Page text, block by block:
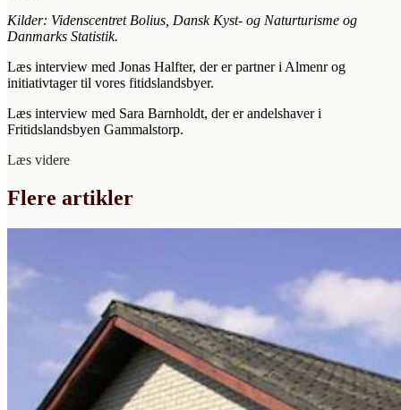
Kilder: Videnscentret Bolius, Dansk Kyst- og Naturturisme og
Danmarks Statistik.
Læs interview med Jonas Halfter, der er partner i Almenr og
initiativtager til vores fitidslandsbyer.
Læs interview med Sara Barnholdt, der er andelshaver i
Fritidslandsbyen Gammalstorp.
Læs videre
Flere artikler